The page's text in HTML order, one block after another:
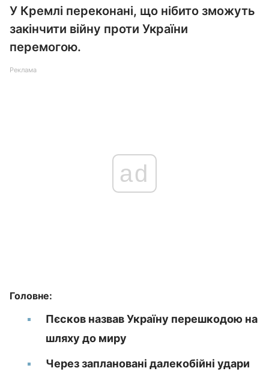
У Кремлі переконані, що нібито зможуть
закінчити війну проти України
перемогою.
Реклама
ad
Головне:
Пєсков назвав Україну перешкодою на
шляху до миру
Через заплановані далекобійні удари